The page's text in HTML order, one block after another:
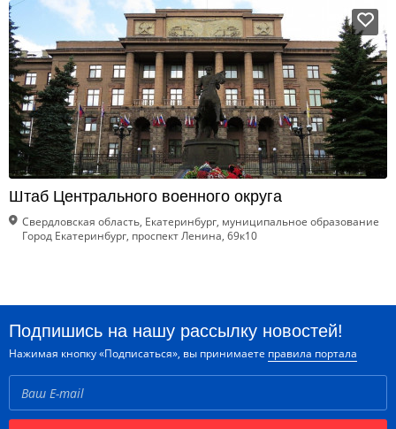
Штаб Центрального военного округа
Свердловская область, Екатеринбург, муниципальное образование
Город Екатеринбург, проспект Ленина, 69к10
Подпишись на нашу рассылку новостей!
Нажимая кнопку «Подписаться», вы принимаете правила портала